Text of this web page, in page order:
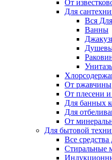
От
Для
Вся
Ванны
От ржавчины
От плесени и
Для банных
Для
От
Для бытовой
Все
Стиральные